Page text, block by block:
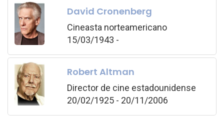
David Cronenberg
Cineasta norteamericano
15/03/1943 -
Robert Altman
Director de cine estadounidense
20/02/1925 - 20/11/2006